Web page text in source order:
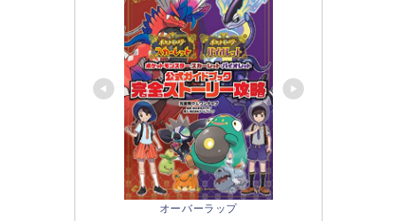
オーバーラップ